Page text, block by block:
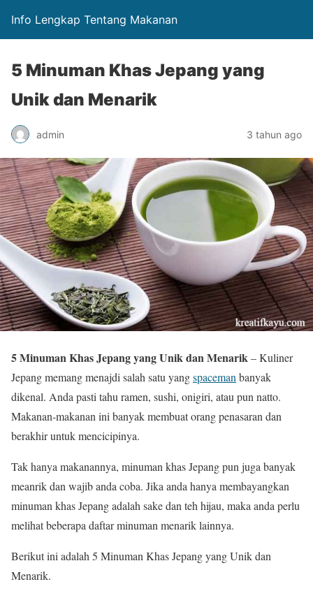
Info Lengkap Tentang Makanan
5 Minuman Khas Jepang yang
Unik dan Menarik
admin 3 tahun ago
5 Minuman Khas Jepang yang Unik dan Menarik– Kuliner
Jepang memang menajdi salah satu yangspaceman banyak
dikenal. Anda pasti tahu ramen, sushi, onigiri, atau pun natto.
Makanan-makanan ini banyak membuat orang penasaran dan
berakhir untuk mencicipinya.
Tak hanya makanannya, minuman khas Jepang pun juga banyak
meanrik dan wajib anda coba. Jika anda hanya membayangkan
minuman khas Jepang adalah sake dan teh hijau, maka anda perlu
melihat beberapa daftar minuman menarik lainnya.
Berikut ini adalah 5 Minuman Khas Jepang yang Unik dan
Menarik.